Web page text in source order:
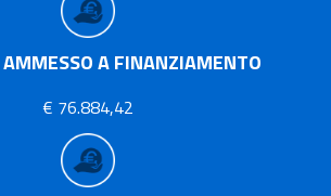
A FINANZIAMENTO
€ 76.884,42